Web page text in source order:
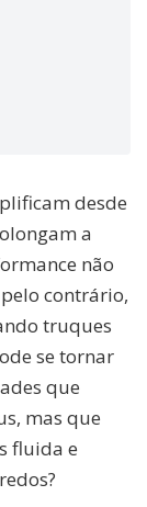
desde
a
não
contrário,
truques
se tornar
que
mas que
fluida e